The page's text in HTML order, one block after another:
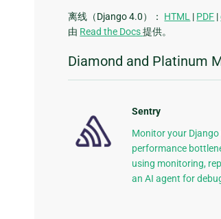
离线（Django 4.0）： HTML | PDF |
由 Read the Docs提供。
Diamond and Platinum
Sentry
Monitor your Django
performance
using monitoring,
an AI agent for